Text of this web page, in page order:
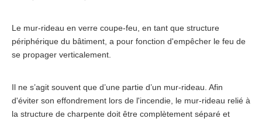
Le mur-rideau en verre coupe-feu, en tant que structure
périphérique du bâtiment, a pour fonction d'empêcher le feu de
se propager verticalement.
Il ne s’agit souvent que d’une partie d’un mur-rideau. Afin
d'éviter son effondrement lors de l'incendie, le mur-rideau relié à
la structure de charpente doit être complètement séparé et